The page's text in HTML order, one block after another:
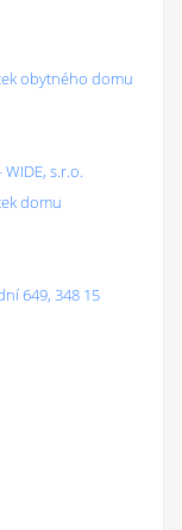
obytného domu
s.r.o.
domu
649, 348 15